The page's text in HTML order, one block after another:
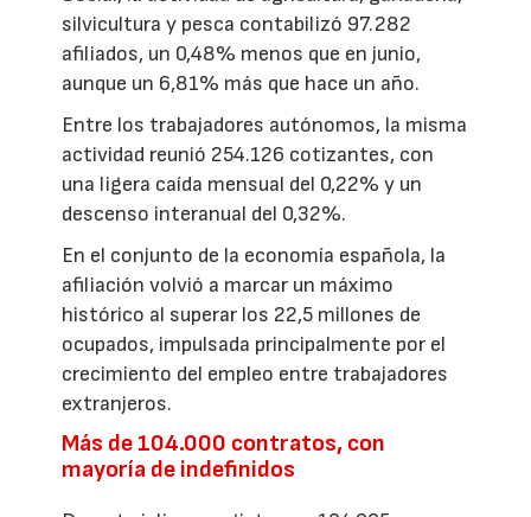
silvicultura y pesca contabilizó 97.282
afiliados, un 0,48% menos que en junio,
aunque un 6,81% más que hace un año.
Entre los trabajadores autónomos, la misma
actividad reunió 254.126 cotizantes, con
una ligera caída mensual del 0,22% y un
descenso interanual del 0,32%.
En el conjunto de la economía española, la
afiliación volvió a marcar un máximo
histórico al superar los 22,5 millones de
ocupados, impulsada principalmente por el
crecimiento del empleo entre trabajadores
extranjeros.
Más de 104.000 contratos, con
mayoría de indefinidos